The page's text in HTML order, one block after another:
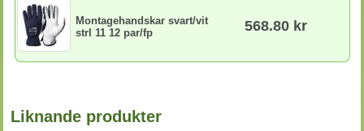
Montagehandskar svart/vit
strl 11 12 par/fp
568.80 kr
Liknande produkter